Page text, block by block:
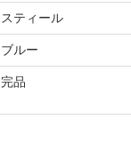
スティール
ブルー
完品